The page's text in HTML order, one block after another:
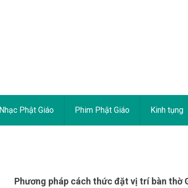
Nhạc Phật Giáo Phim Phật Giáo Kinh tụng
Phương pháp cách thức đặt vị trí bàn thờ